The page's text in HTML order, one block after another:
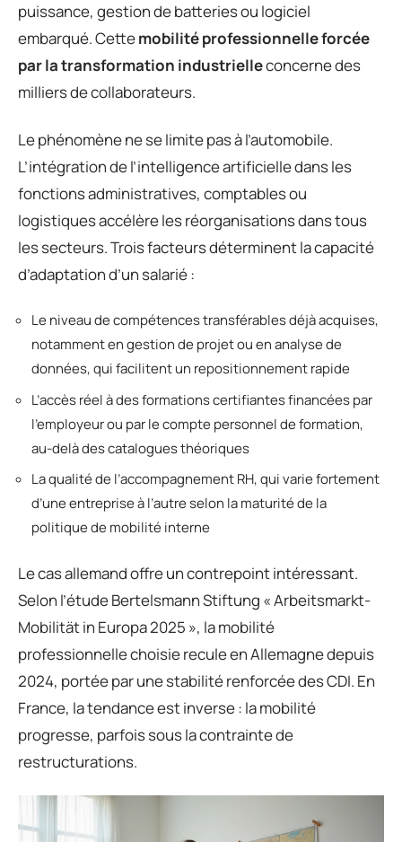
puissance, gestion de batteries ou logiciel
embarqué. Cettemobilité professionnelle forcée
par la transformation industrielleconcerne des
milliers de collaborateurs.
Le phénomène ne se limite pas à l’automobile.
L’intégration de l’intelligence artificielle dans les
fonctions administratives, comptables ou
logistiques accélère les réorganisations dans tous
les secteurs. Trois facteurs déterminent la capacité
d’adaptation d’un salarié :
Le niveau de compétences transférables déjà acquises,
notamment en gestion de projet ou en analyse de
données, qui facilitent un repositionnement rapide
L’accès réel à des formations certifiantes financées par
l’employeur ou par le compte personnel de formation,
au-delà des catalogues théoriques
La qualité de l’accompagnement RH, qui varie fortement
d’une entreprise à l’autre selon la maturité de la
politique de mobilité interne
Le cas allemand offre un contrepoint intéressant.
Selon l’étude Bertelsmann Stiftung « Arbeitsmarkt-
Mobilität in Europa 2025 », la mobilité
professionnelle choisie recule en Allemagne depuis
2024, portée par une stabilité renforcée des CDI. En
France, la tendance est inverse : la mobilité
progresse, parfois sous la contrainte de
restructurations.